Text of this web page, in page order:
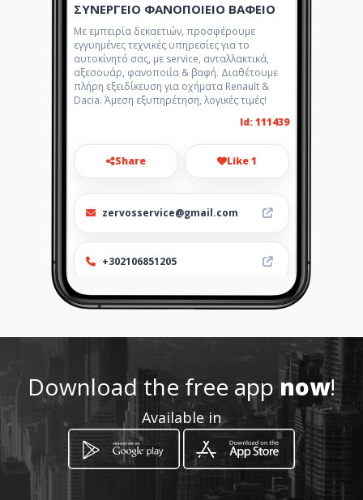
ΣΥΝΕΡΓΕΙΟ ΦΑΝΟΠΟΙΕΙΟ ΒΑΦΕΙΟ
Με εμπειρία δεκαετιών, προσφέρουμε
εγγυημένες τεχνικές υπηρεσίες για το
αυτοκίνητό σας, με service, ανταλλακτικά,
αξεσουάρ, φανοποιΐα & βαφή. Διαθέτουμε
πλήρη εξειδίκευση για οχήματα Renault &
Dacia. Άμεση εξυπηρέτηση, λογικές τιμές!
Id: 111439
Share Like 1
zervosservice@gmail.com
+302106851205
http://www.zervosservice.gr/
Download the free appnow!
Available in